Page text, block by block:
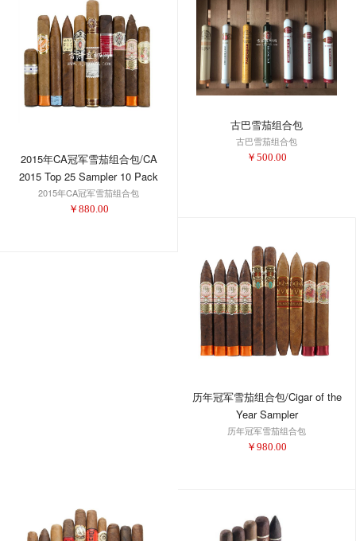
2015年CA冠军雪茄组合包/CA
2015 Top 25 Sampler 10 Pack
2015年CA冠军雪茄组合包
￥ 880.00
古巴雪茄组合包
古巴雪茄组合包
￥ 500.00
历年冠军雪茄组合包/Cigar of the
Year Sampler
历年冠军雪茄组合包
￥ 980.00